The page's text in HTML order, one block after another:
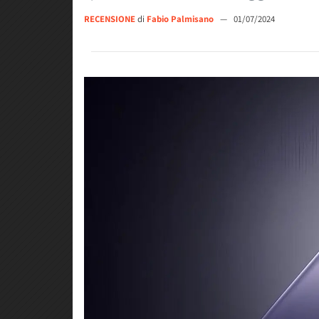
RECENSIONEdi Fabio Palmisano — 01/07/2024